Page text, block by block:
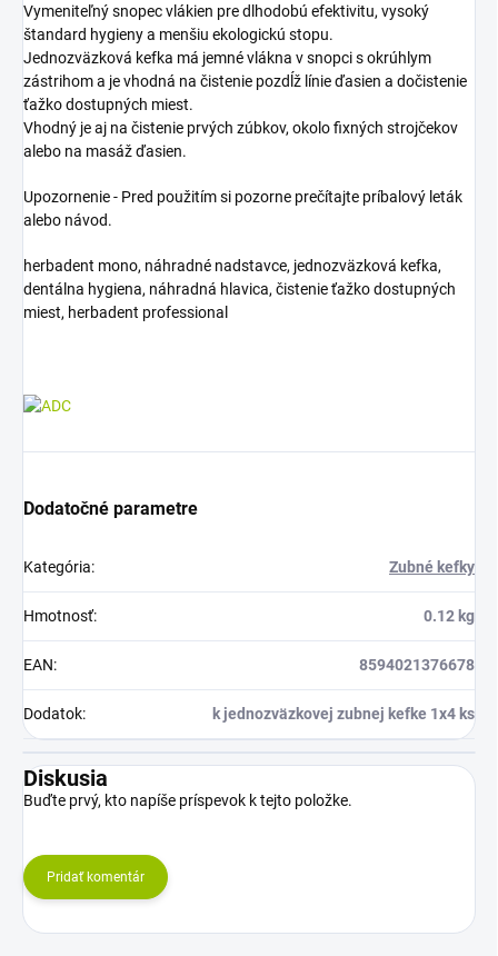
Vymeniteľný snopec vlákien pre dlhodobú efektivitu, vysoký
štandard hygieny a menšiu ekologickú stopu.
Jednozväzková kefka má jemné vlákna v snopci s okrúhlym
zástrihom a je vhodná na čistenie pozdĺž línie ďasien a dočistenie
ťažko dostupných miest.
Vhodný je aj na čistenie prvých zúbkov, okolo fixných strojčekov
alebo na masáž ďasien.
Upozornenie - Pred použitím si pozorne prečítajte príbalový leták
alebo návod.
herbadent mono, náhradné nadstavce, jednozväzková kefka,
dentálna hygiena, náhradná hlavica, čistenie ťažko dostupných
miest, herbadent professional
Dodatočné parametre
Kategória: Zubné kefky
Hmotnosť: 0.12 kg
EAN: 8594021376678
Dodatok: k jednozväzkovej zubnej kefke 1x4 ks
Diskusia
Buďte prvý, kto napíše príspevok k tejto položke.
Pridať komentár